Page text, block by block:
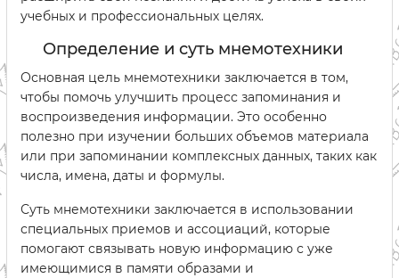
учебных и профессиональных целях.
Определение и суть мнемотехники
Основная цель мнемотехники заключается в том,
чтобы помочь улучшить процесс запоминания и
воспроизведения информации. Это особенно
полезно при изучении больших объемов материала
или при запоминании комплексных данных, таких как
числа, имена, даты и формулы.
Суть мнемотехники заключается в использовании
специальных приемов и ассоциаций, которые
помогают связывать новую информацию с уже
имеющимися в памяти образами и